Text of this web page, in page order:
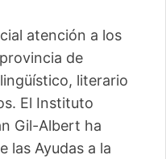
ciclo del Instituto
Gil-Albert
de Mirra
de Pakito Baeza
‘Cultura -500’
Juan Gil-
a trece